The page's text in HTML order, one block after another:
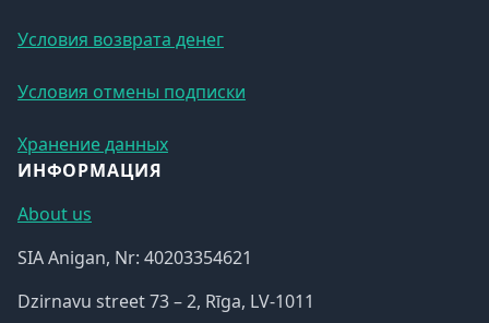
Условия возврата денег
Условия отмены подписки
Хранение данных
ИНФОРМАЦИЯ
About us
SIA Anigan, Nr: 40203354621
Dzirnavu street 73 – 2, Rīga, LV-1011